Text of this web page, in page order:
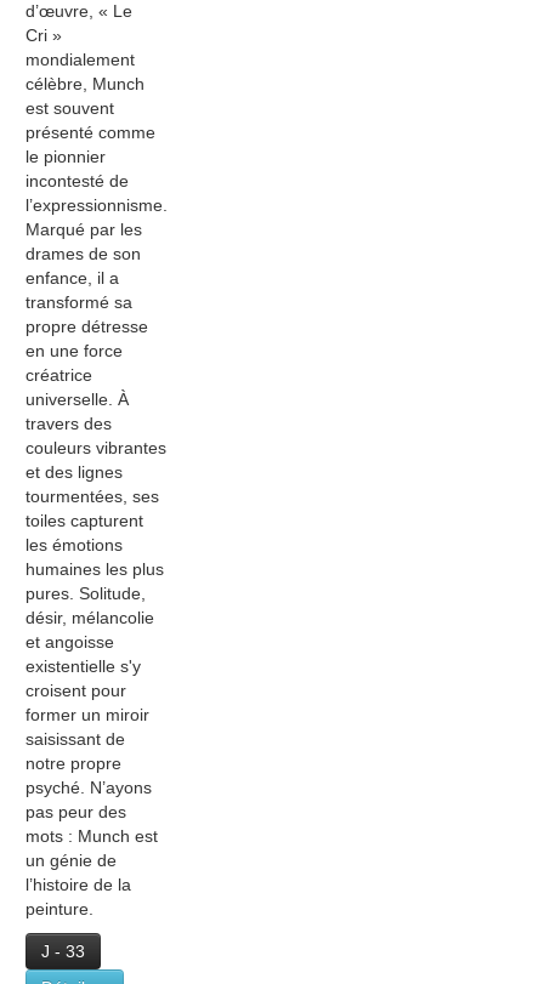
d’œuvre, « Le
Cri »
mondialement
célèbre, Munch
est souvent
présenté comme
le pionnier
incontesté de
l’expressionnisme.
Marqué par les
drames de son
enfance, il a
transformé sa
propre détresse
en une force
créatrice
universelle. À
travers des
couleurs vibrantes
et des lignes
tourmentées, ses
toiles capturent
les émotions
humaines les plus
pures. Solitude,
désir, mélancolie
et angoisse
existentielle s'y
croisent pour
former un miroir
saisissant de
notre propre
psyché. N’ayons
pas peur des
mots : Munch est
un génie de
l’histoire de la
peinture.
J - 33